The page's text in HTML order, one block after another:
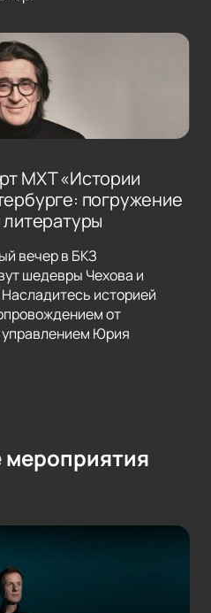
МХТ «Истории
погружение
вечер в БКЗ
шедевры Чехова и
историей
от
Юрия